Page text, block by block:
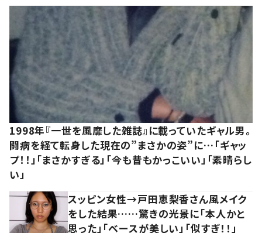
1998年『一世を風靡した雑誌』に載っていたギャル男。
闘病を経て転身した現在の”まさかの姿”に…「ギャッ
プ！！」「まさかすぎる」「今も昔もかっこいい」「素晴らし
い」
スッピン女性→戸田恵梨香さん風メイク
をした結果……驚きの光景に「本人かと
思った」「ベースが美しい」「似すぎ！！」